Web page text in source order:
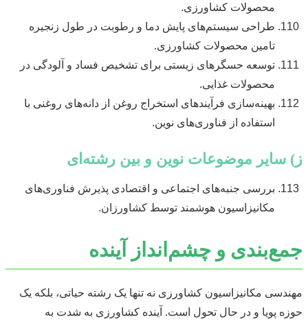
محصولات کشاورزی.
طراحی سیستم‌های پایش دما و رطوبت در طول زنجیره
تامین محصولات کشاورزی.
توسعه حسگرهای زیستی برای تشخیص فساد و آلودگی در
محصولات غذایی.
بهینه‌سازی فرآیندهای استخراج روغن از دانه‌های روغنی با
استفاده از فناوری‌های نوین.
ز) سایر موضوعات نوین و بین رشته‌ای
بررسی جنبه‌های اجتماعی و اقتصادی پذیرش فناوری‌های
مکانیزاسیون هوشمند توسط کشاورزان.
جمع‌بندی و چشم‌انداز آینده
مهندسی مکانیزاسیون کشاورزی نه تنها یک رشته حیاتی، بلکه یک
حوزه پویا و در حال تحول است. آینده کشاورزی به شدت به